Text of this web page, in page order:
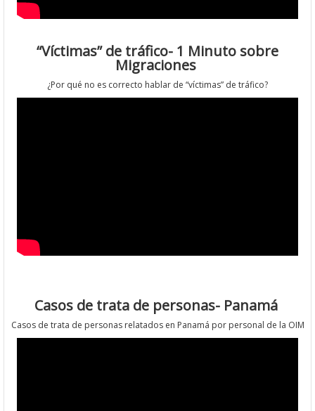
“Víctimas” de tráfico- 1 Minuto sobre
Migraciones
¿Por qué no es correcto hablar de “víctimas” de tráfico?
Casos de trata de personas- Panamá
Casos de trata de personas relatados en Panamá por personal de la OIM